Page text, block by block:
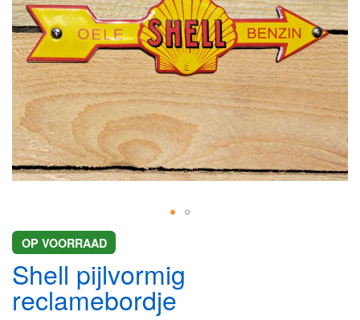
Ga
naar
het
begin
van
OP VOORRAAD
Shell pijlvormig
reclamebordje